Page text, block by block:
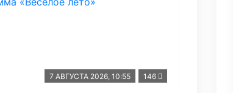
7 АВГУСТА 2026, 10:55 146